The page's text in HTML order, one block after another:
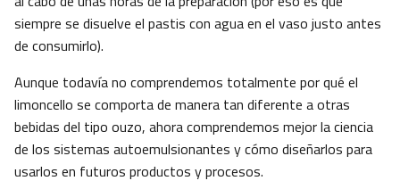
siempre se disuelve el pastis con agua en el vaso justo antes
de consumirlo).
Aunque todavía no comprendemos totalmente por qué el
limoncello se comporta de manera tan diferente a otras
bebidas del tipo ouzo, ahora comprendemos mejor la ciencia
de los sistemas autoemulsionantes y cómo diseñarlos para
usarlos en futuros productos y procesos.